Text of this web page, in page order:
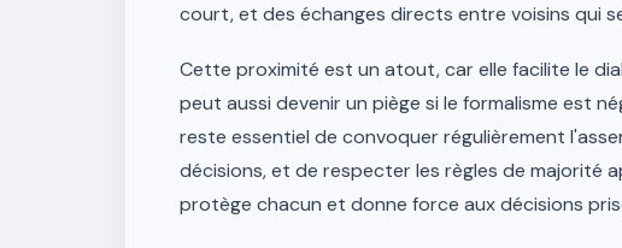
court, et des échanges directs entre voisins qui
Cette proximité est un atout, car elle facilite le
peut aussi devenir un piège si le formalisme est
reste essentiel de convoquer régulièrement
décisions, et de respecter les règles de majorité
protège chacun et donne force aux décisions